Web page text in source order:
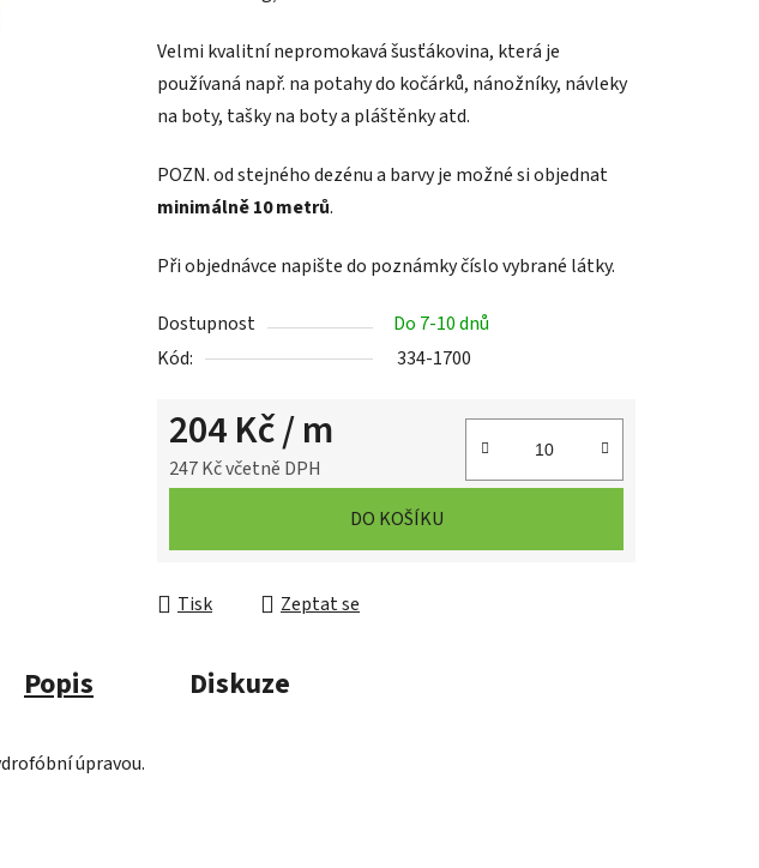
Velmi kvalitní nepromokavá šusťákovina, která je
používaná např. na potahy do kočárků, nánožníky, návleky
na boty, tašky na boty a pláštěnky atd.
POZN.od stejného dezénu a barvy je možné si objednat
minimálně 10 metrů.
Při objednávce napište do poznámky číslo vybrané látky.
Dostupnost
Do 7-10 dnů
Kód:
334-1700
204 Kč/ m
247 Kč včetně DPH
DO KOŠÍKU
Tisk Zeptat se
Popis Diskuze
úpravou.